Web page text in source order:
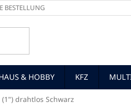
BESTELLUNG
& HOBBY KFZ
drahtlos Schwarz